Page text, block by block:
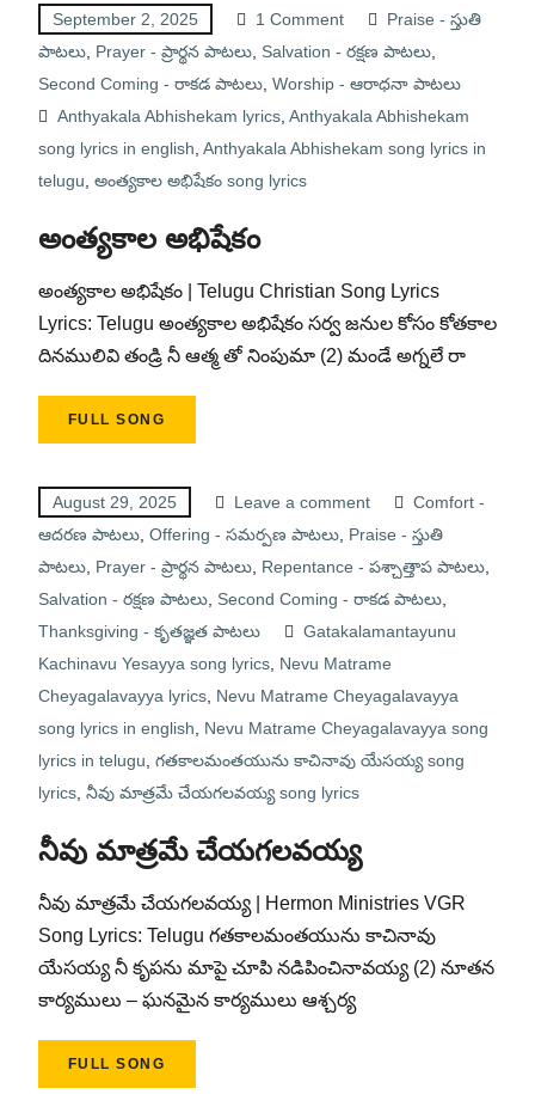
September 2, 2025 1 Comment
Praise - స్తుతి
పాటలు, Prayer - ప్రార్థన పాటలు, Salvation - రక్షణ పాటలు,
Second Coming - రాకడ పాటలు, Worship - ఆరాధనా పాటలు
Anthyakala Abhishekam lyrics, Anthyakala Abhishekam
song lyrics in english Anthyakala Abhishekam song lyrics in
telugu అంత్యకాల అభిషేకం song lyrics
అంత్యకాల అభిషేకం
అంత్యకాల అభిషేకం | Telugu Christian Song Lyrics
Lyrics: Telugu అంత్యకాల అభిషేకం సర్వ జనుల కోసం కోతకాల
దినములివి తండ్రి నీ ఆత్మ తో నింపుమా (2) మండే అగ్నలే రా
FULL SONG
August 29, 2025 Leave a comment
Comfort -
ఆదరణ పాటలు, Offering - సమర్పణ పాటలు, Praise - స్తుతి
పాటలు, Prayer - ప్రార్థన పాటలు, Repentance - పశ్చాత్తాప పాటలు,
Salvation - రక్షణ పాటలు, Second Coming - రాకడ పాటలు,
Thanksgiving - కృతజ్ఞత పాటలు
Gatakalamantayunu
Kachinavu Yesayya song lyrics, Nevu Matrame
Cheyagalavayya lyrics, Nevu Matrame Cheyagalavayya
song lyrics in english
Nevu Matrame Cheyagalavayya song
lyrics in telugu గతకాలమంతయును కాచినావు యేసయ్య song
lyrics, నీవు మాత్రమే చేయగలవయ్య song lyrics
నీవు మాత్రమే చేయగలవయ్య
నీవు మాత్రమే చేయగలవయ్య | Hermon Ministries VGR
Song Lyrics: Telugu గతకాలమంతయును కాచినావు
యేసయ్య నీ కృపను మాపై చూపి నడిపించినావయ్య (2) నూతన
కార్యములు – ఘనమైన కార్యములు ఆశ్చర్య
FULL SONG